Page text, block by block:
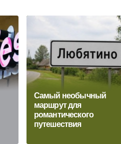
Самый необычный
маршрут для
романтического
путешествия